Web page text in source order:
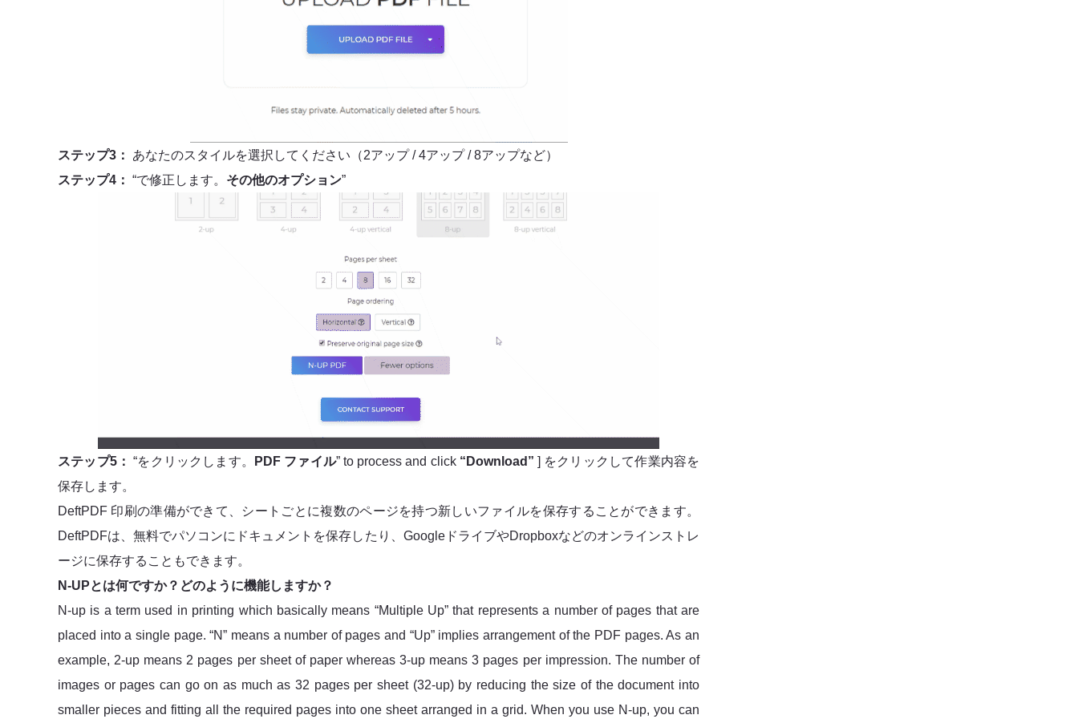
ステップ3：
あなたのスタイルを選択してください（2アップ / 4アップ / 8アップなど）
ステップ4： “で修正します。 その他のオプション”
ステップ5： “をクリックします。 PDF ファイル” to process and click “Download” ] をクリックして作業内容を
保存します。
DeftPDF 印刷の準備ができて、シートごとに複数のページを持つ新しいファイルを保存することができます。
DeftPDFは、無料でパソコンにドキュメントを保存したり、GoogleドライブやDropboxなどのオンラインストレ
ージに保存することもできます。
N-UPとは何ですか？どのように機能しますか？
N-up is a term used in printing which basically means “Multiple Up” that represents a number of pages that are
placed into a single page. “N” means a number of pages and “Up” implies arrangement of the PDF pages. As an
example, 2-up means 2 pages per sheet of paper whereas 3-up means 3 pages per impression. The number of
images or pages can go on as much as 32 pages per sheet (32-up) by reducing the size of the document into
smaller pieces and fitting all the required pages into one sheet arranged in a grid. When you use N-up, you can